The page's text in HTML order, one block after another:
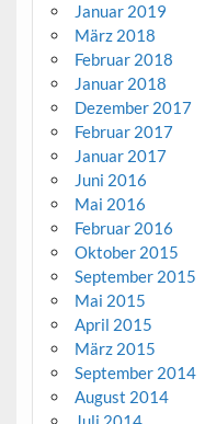
Januar 2019
März 2018
Februar 2018
Januar 2018
Dezember 2017
Februar 2017
Januar 2017
Juni 2016
Mai 2016
Februar 2016
Oktober 2015
September 2015
Mai 2015
April 2015
März 2015
September 2014
August 2014